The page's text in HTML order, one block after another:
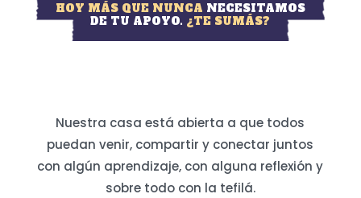
HOY MÁS QUE NUNCA NECESITAMOS
DE TU APOYO. ¿TE SUMÁS?
Nuestra casa está abierta a que todos
puedan venir, compartir y conectar juntos
con algún aprendizaje, con alguna reflexión y
sobre todo con la tefilá.